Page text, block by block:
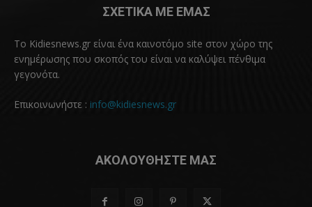
ΣΧΕΤΙΚΑ ΜΕ ΕΜΑΣ
Το Kidiesnews.gr είναι ένα καινοτόμο site στον χώρο της
ενημέρωσης που σκοπός του είναι να καλύψει πένθιμα
γεγονότα.
Επικοινωνήστε : info@kidiesnews.gr
ΑΚΟΛΟΥΘΗΣΤΕ ΜΑΣ